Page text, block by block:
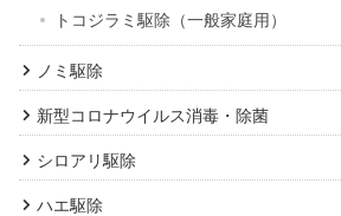
トコジラミ駆除（一般家庭用）
ノミ駆除
新型コロナウイルス消毒・除菌
シロアリ駆除
ハエ駆除